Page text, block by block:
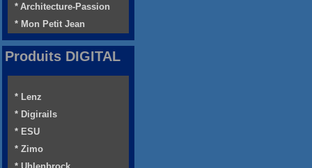
* Architecture-Passion
* Mon Petit Jean
Produits DIGITAL
* Lenz
* Digirails
* ESU
* Zimo